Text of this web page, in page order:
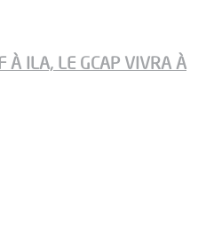
À ILA, LE GCAP VIVRA À